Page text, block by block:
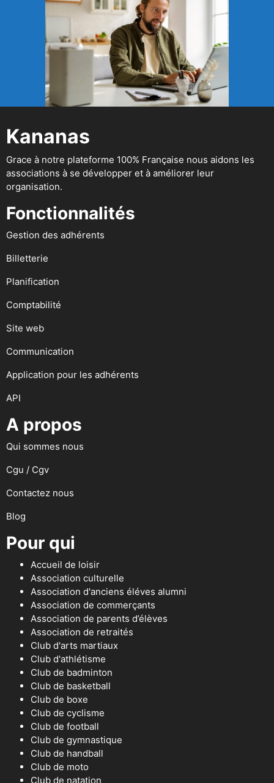
Kananas
Grace à notre plateforme 100% Française nous aidons les
associations à se développer et à améliorer leur
organisation.
Fonctionnalités
Gestion des adhérents
Billetterie
Planification
Comptabilité
Site web
Communication
Application pour les adhérents
API
A propos
Qui sommes nous
Cgu / Cgv
Contactez nous
Blog
Pour qui
Accueil de loisir
Association culturelle
Association d'anciens éléves alumni
Association de commerçants
Association de parents d’élèves
Association de retraités
Club d'arts martiaux
Club d'athlétisme
Club de badminton
Club de basketball
Club de boxe
Club de cyclisme
Club de football
Club de gymnastique
Club de handball
Club de moto
Club de natation